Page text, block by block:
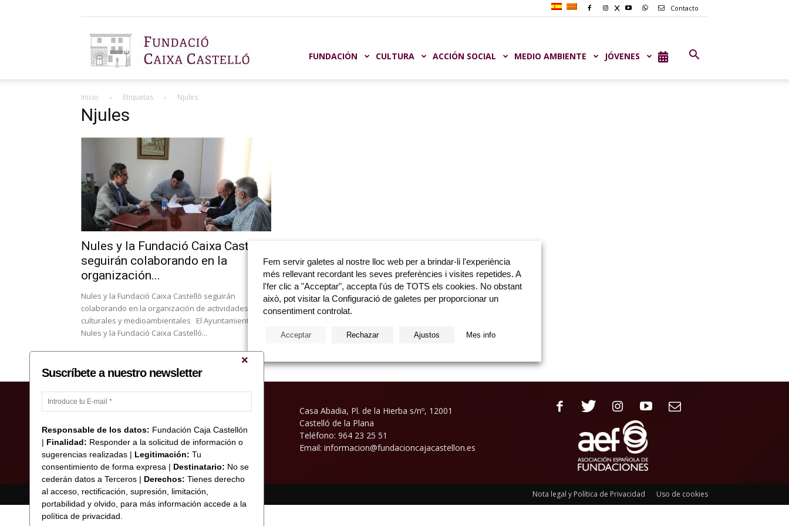
Contacto
FUNDACIÓN CULTURA ACCIÓN SOCIAL MEDIO AMBIENTE JÓVENES
Inicio Etiquetas Njules
Njules
Nules y la Fundació Caixa Castelló
seguirán colaborando en la
organización...
Nules y la Fundació Caixa Castelló seguirán
colaborando en la organización de actividades
culturales y medioambientales El Ayuntamiento de
Nules y la Fundació Caixa Castelló...
Casa Abadia, Pl. de la Hierba s/nº, 12001
Castelló de la Plana
Teléfono: 964 23 25 51
Email: informacion@fundacioncajacastellon.es
Nota legal y Política de Privacidad Uso de cookies
© Copyright 2017 Fundació Caixa Castelló
Suscríbete a nuestro newsletter
Responsable de los datos: Fundación Caja Castellón
| Finalidad: Responder a la solicitud de información o
sugerencias realizadas | Legitimación: Tu
consentimiento de forma expresa | Destinatario: No se
cederán datos a Terceros | Derechos: Tienes derecho
al acceso, rectificación, supresión, limitación,
portabilidad y olvido, para más información accede a la
política de privacidad.
Fem servir galetes al nostre lloc web per a brindar-li l'experiència
més rellevant recordant les seves preferències i visites repetides. A
l'fer clic a "Acceptar", accepta l'ús de TOTS els cookies. No obstant
això, pot visitar la Configuració de galetes per proporcionar un
consentiment controlat.
Acceptar Rechazar Ajustos Mes info